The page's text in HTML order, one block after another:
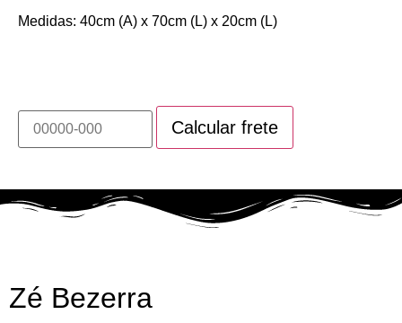
Medidas: 40cm (A) x 70cm (L) x 20cm (L)
Zé Bezerra